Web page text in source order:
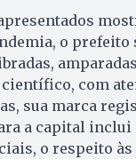
o prefeito
com
sua marca
a capital inclui
o respeito